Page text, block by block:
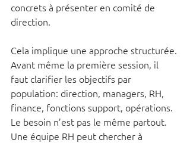
concrets à présenter en comité de
direction.
Cela implique une approche structurée.
Avant même la première session, il
faut clarifier les objectifs par
population: direction, managers, RH,
finance, fonctions support, opérations.
Le besoin n’est pas le même partout.
Une équipe RH peut chercher à